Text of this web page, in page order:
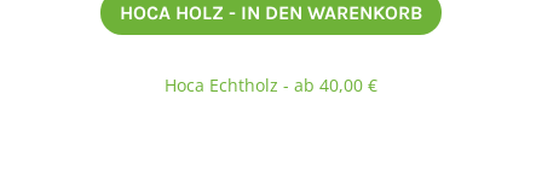
HOCA HOLZ - IN DEN WARENKORB
Hoca Echtholz - ab 40,00 €